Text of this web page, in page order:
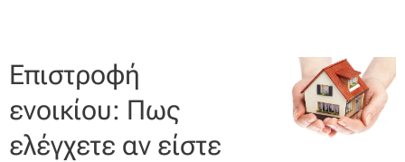
Επιστροφή
ενοικίου: Πως
ελέγχετε αν είστε